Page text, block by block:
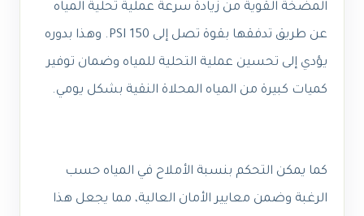
المضخة القوية من زيادة سرعة عملية تحلية المياه
عن طريق تدفقها بقوة تصل إلى 150 PSI. وهذا بدوره
يؤدي إلى تحسين عملية التحلية للمياه وضمان توفير
كميات كبيرة من المياه المحلاة النقية بشكل يومي.
كما يمكن التحكم بنسبة الأملاح في المياه حسب
الرغبة وضمن معايير الأمان العالية، مما يجعل هذا